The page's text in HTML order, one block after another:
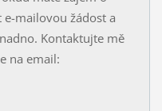
mailovou žádost a
Kontaktujte mě
na email: